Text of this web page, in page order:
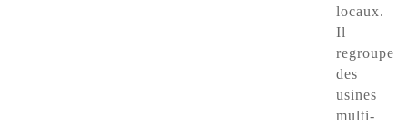
locaux.
Il
regroupe
des
usines
multi-